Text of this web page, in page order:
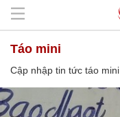
táo mini
Cập nhập tin tức táo mini